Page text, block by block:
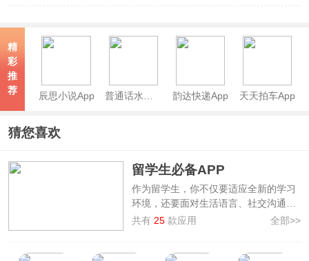
精
彩
推
荐
辰思小说App 韵达快递App 天天拍车App
猜您喜欢
留学生必备APP
作为留学生，你不仅要适应全新的学习
环境，还要面对生活语言、社交沟通、
文化差异等多重挑战。为了解决此问
共有 25 款应用 全部>>